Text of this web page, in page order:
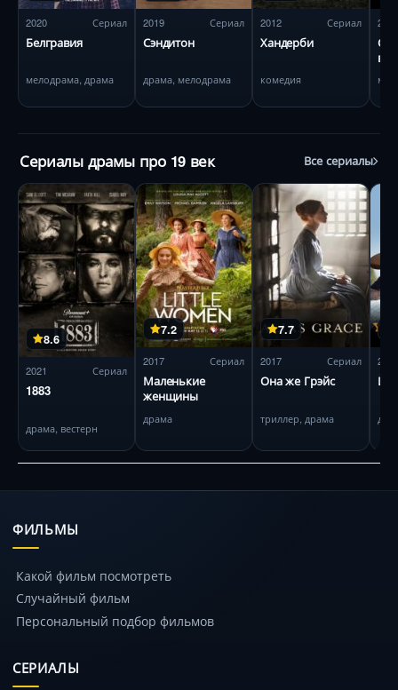
2020 Сериал
Белгравия
мелодрама, драма
2019 Сериал
Сэндитон
драма, мелодрама
2012 Сериал
Хандерби
комедия
2013
в
Сериалы драмы про 19 век Все сериалы
8.6
2021 Сериал
1883
драма, вестерн
7.2
2017 Сериал
Маленькие
женщины
драма
7.7
2017 Сериал
Она же Грэйс
триллер, драма
2018
ФИЛЬМЫ
Какой фильм посмотреть
Случайный фильм
Персональный подбор фильмов
СЕРИАЛЫ